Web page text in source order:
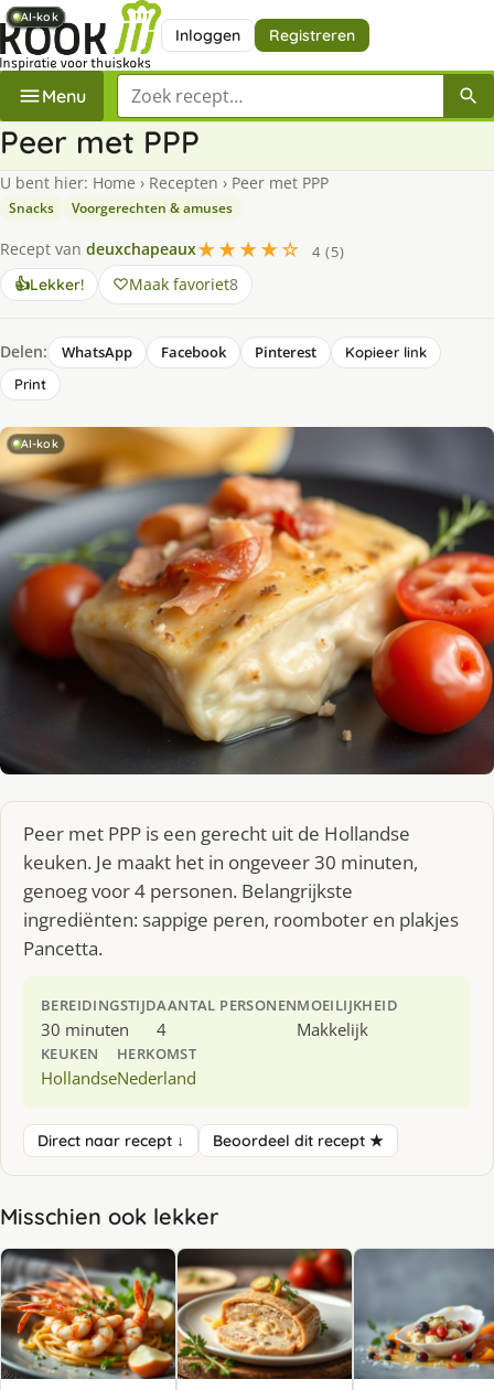
Inloggen Registreren
Menu Zoek een recept
Peer met PPP
U bent hier: Home › Recepten › Peer met PPP
Snacks Voorgerechten & amuses
Recept van deuxchapeaux★★★★☆
4 (5)
👍Lekker! Maak favoriet8
Delen: WhatsApp Facebook Pinterest
Kopieer link
Print
AI-kok
Peer met PPP is een gerecht uit de Hollandse
keuken. Je maakt het in ongeveer 30 minuten,
genoeg voor 4 personen. Belangrijkste
ingrediënten: sappige peren, roomboter en plakjes
Pancetta.
BEREIDINGSTIJD
30 minuten
AANTAL PERSONEN
4
MOEILIJKHEID
Makkelijk
KEUKEN
Hollandse
HERKOMST
Nederland
Direct naar recept ↓ Beoordeel dit recept ★
Misschien ook lekker
AI-kok
AI-kok
AI-kok
AI-kok
AI-kok
AI-kok
AI-kok